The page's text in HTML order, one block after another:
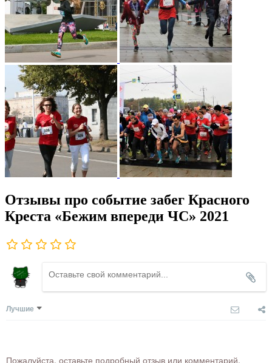
Отзывы про событие забег Красного
Креста «Бежим впереди ЧС» 2021
Лучшие
Пожалуйста, оставьте подробный отзыв или комментарий,